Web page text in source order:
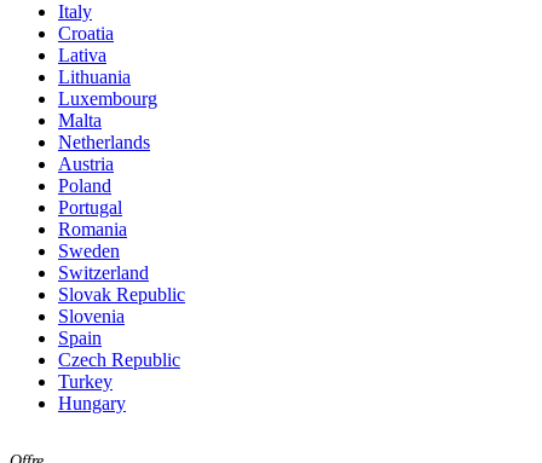
Italy
Croatia
Lativa
Lithuania
Luxembourg
Malta
Netherlands
Austria
Poland
Portugal
Romania
Sweden
Switzerland
Slovak Republic
Slovenia
Spain
Czech Republic
Turkey
Hungary